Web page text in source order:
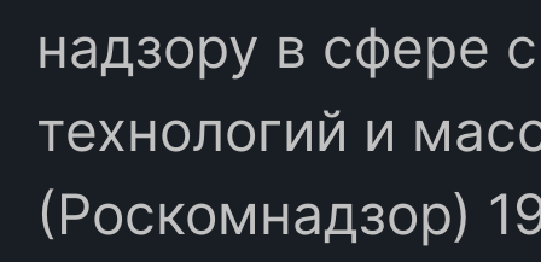
надзору в сфере
технологий и
(Роскомнадзор)